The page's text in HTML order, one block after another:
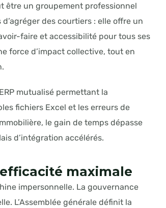
être un groupement professionnel
des courtiers : elle offre un
faire et accessibilité pour tous ses
force d’impact collective, tout en
mutualisé permettant la
fichiers Excel et les erreurs de
le gain de temps dépasse
d’intégration accélérés.
maximale
impersonnelle. La gouvernance
L’Assemblée générale définit la